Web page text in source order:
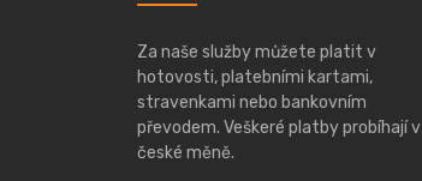
Za naše služby můžete platit v
hotovosti, platebními kartami,
stravenkami nebo bankovním
převodem. Veškeré platby probíhají v
české měně.